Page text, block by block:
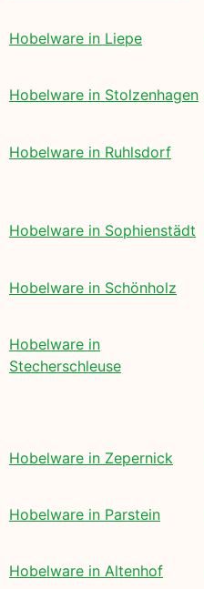
Hobelware in Liepe
Hobelware in Stolzenhagen
Hobelware in Ruhlsdorf
Hobelware in Sophienstädt
Hobelware in Schönholz
Hobelware in
Stecherschleuse
Hobelware in Zepernick
Hobelware in Parstein
Hobelware in Altenhof